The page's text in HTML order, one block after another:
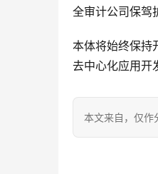
全审计公司保驾
本体将始终保持
去中心化应用开
本文来自 ，仅作